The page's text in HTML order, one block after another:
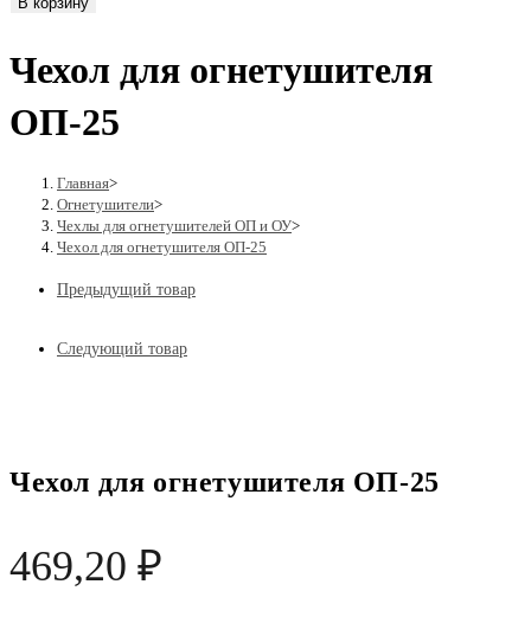
сайту
для
ОП-25
Чехол для огнетушителя
ОП-25
Главная>
Огнетушители>
Чехлы для огнетушителей ОП и ОУ>
Чехол для огнетушителя ОП-25
Предыдущий товар
Следующий товар
Чехол для огнетушителя ОП-25
469,20 ₽